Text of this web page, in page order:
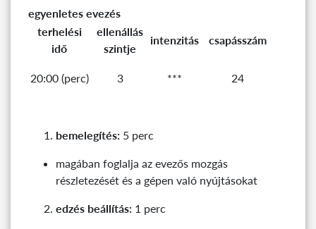
egyenletes evezés
terhelési
idő
ellenállás
szintje
intenzitás csapásszám
20:00 (perc) 3 *** 24
bemelegítés: 5 perc
magában foglalja az evezős mozgás
részletezését és a gépen való nyújtásokat
edzés beállítás: 1 perc